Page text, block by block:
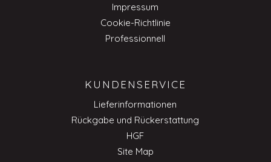
Impressum
Cookie-Richtlinie
Professionnell
KUNDENSERVICE
Lieferinformationen
Rückgabe und Rückerstattung
HGF
Site Map